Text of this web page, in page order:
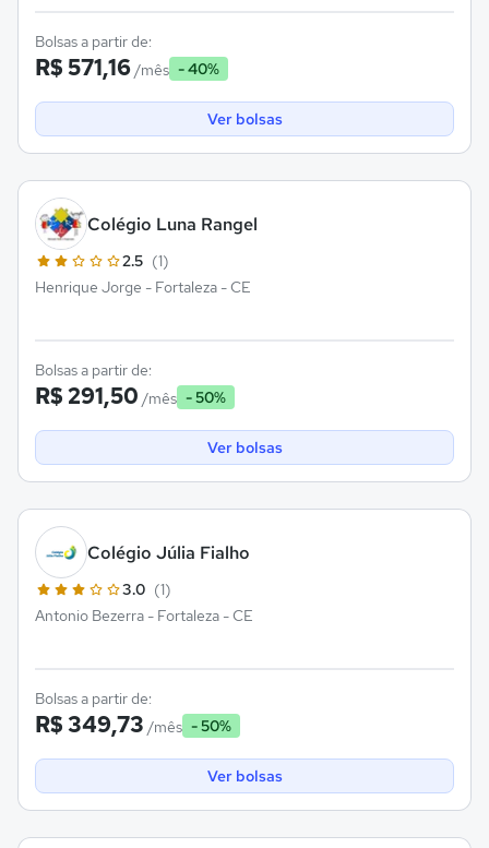
Bolsas a partir de:
R$ 571,16/mês - 40%
Ver bolsas
Colégio Luna Rangel
2.5 (1)
Henrique Jorge - Fortaleza - CE
Bolsas a partir de:
R$ 291,50 /mês - 50%
Ver bolsas
Colégio Júlia Fialho
3.0 (1)
Antonio Bezerra - Fortaleza - CE
Bolsas a partir de:
R$ 349,73 /mês - 50%
Ver bolsas